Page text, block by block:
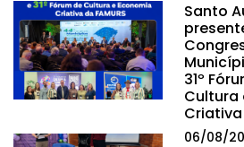
Santo
31º
Cultura
Criativa
06/08/